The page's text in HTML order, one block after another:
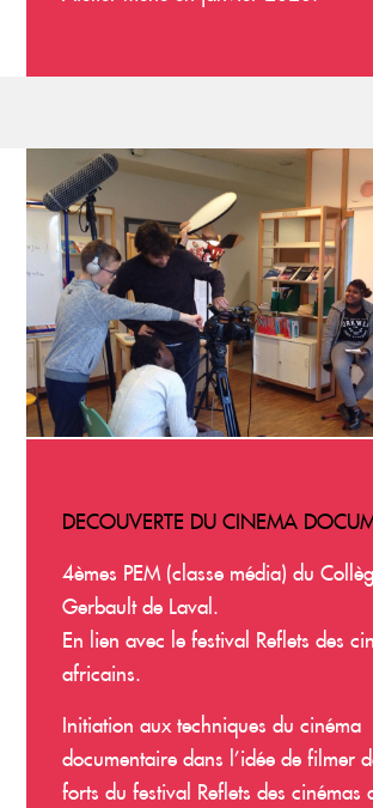
DECOUVERTE DU CINEMA
4èmes PEM (classe média) du
Gerbault de Laval.
En lien avec le festival Reflets des
africains.
Initiation aux techniques du cinéma
documentaire dans l’idée de filmer
forts du festival Reflets des cinémas